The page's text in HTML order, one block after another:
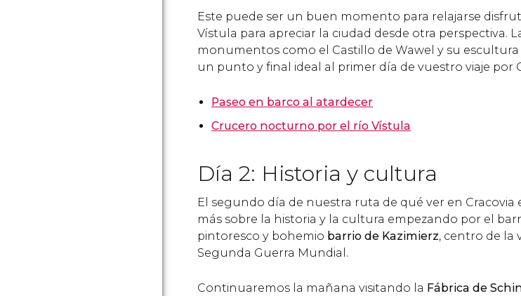
Este puede ser un buen momento para relajarse
Vístula para apreciar la ciudad desde otra perspectiva.
monumentos como el Castillo de Wawel y su
un punto y final ideal al primer día de vuestro viaje por
Paseo en barco al atardecer
Crucero nocturno por el río Vístula
Día 2: Historia y cultura
El segundo día de nuestra ruta de qué ver en
más sobre la historia y la cultura empezando por el
pintoresco y bohemio barrio de Kazimierz, centro de la
Segunda Guerra Mundial.
Continuaremos la mañana visitando la Fábrica de